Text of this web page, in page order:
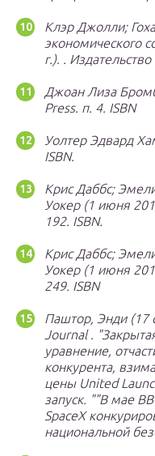
Клэр Джолли;
экономического
г.). .
Джоан Лиза
Press. п. 4. ISBN
Уолтер Эдвард
ISBN.
Крис Даббс;
Уокер (1 июня
192. ISBN.
Крис Даббс;
Уокер (1 июня
249. ISBN
Паштор, Энди (17
Journal.
уравнение,
конкурента,
цены United
запуск.
В мае
SpaceX
национальной